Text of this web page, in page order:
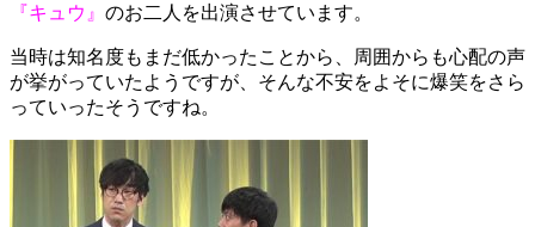
『キュウ』 のお二人を出演させています。
当時は知名度もまだ低かったことから、周囲からも心配の声
が挙がっていたようですが、そんな不安をよそに爆笑をさら
っていったそうですね。